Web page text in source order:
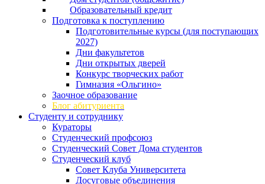
Образовательный кредит
Подготовка к поступлению
Подготовительные курсы (для поступающих
2027)
Дни факультетов
Дни открытых дверей
Конкурс творческих работ
Гимназия «Ольгино»
Заочное образование
Блог абитуриента
Студенту и сотруднику
Кураторы
Студенческий профсоюз
Студенческий Совет Дома студентов
Студенческий клуб
Совет Клуба Университета
Досуговые объединения